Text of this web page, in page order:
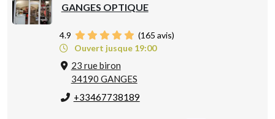
GANGES OPTIQUE
4.9 (165 avis)
Ouvert jusque 19:00
23 rue biron
34190 GANGES
+33467738189